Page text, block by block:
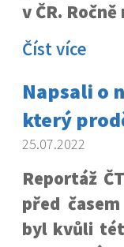
v ČR.
Číst více
Napsali o
který
25.07.2022
Reportáž
před
byl kvůli